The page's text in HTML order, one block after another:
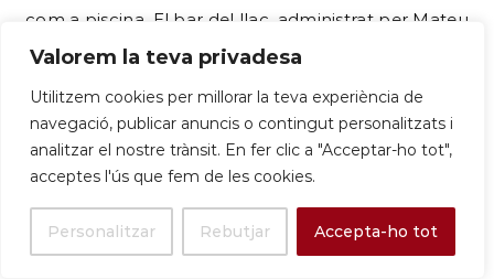
Valorem la teva privadesa
Utilitzem cookies per millorar la teva experiència de
navegació, publicar anuncis o contingut personalitzats i
analitzar el nostre trànsit. En fer clic a "Acceptar-ho tot",
acceptes l'ús que fem de les cookies.
Personalitzar Rebutjar Accepta-ho tot
com a piscina. El bar del llac, administrat per Mateu
Campomar (home de confiança de Bordoy), servia
socials. En contrast amb la vida senyorial (que
incloïa missa setmanal a l’oratori del Palau fins al
1977) , la vida social adolescent es va modernitzar
amb la celebració delsguateques(festes) amb
discos de vinil i música rock d’artistes com Elvis.